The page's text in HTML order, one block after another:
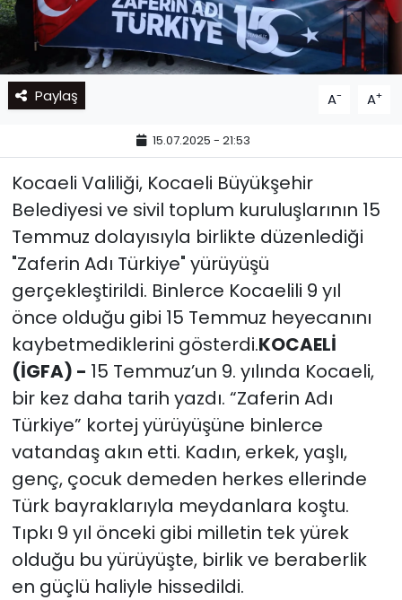
Paylaş A- A+
15.07.2025 - 21:53
Kocaeli Valiliği, Kocaeli Büyükşehir
Belediyesi ve sivil toplum kuruluşlarının 15
Temmuz dolayısıyla birlikte düzenlediği
"Zaferin Adı Türkiye" yürüyüşü
gerçekleştirildi. Binlerce Kocaelili 9 yıl
önce olduğu gibi 15 Temmuz heyecanını
kaybetmediklerini gösterdi.KOCAELİ
(İGFA) - 15 Temmuz’un 9. yılında Kocaeli,
bir kez daha tarih yazdı. “Zaferin Adı
Türkiye” kortej yürüyüşüne binlerce
vatandaş akın etti. Kadın, erkek, yaşlı,
genç, çocuk demeden herkes ellerinde
Türk bayraklarıyla meydanlara koştu.
Tıpkı 9 yıl önceki gibi milletin tek yürek
olduğu bu yürüyüşte, birlik ve beraberlik
en güçlü haliyle hissedildi.